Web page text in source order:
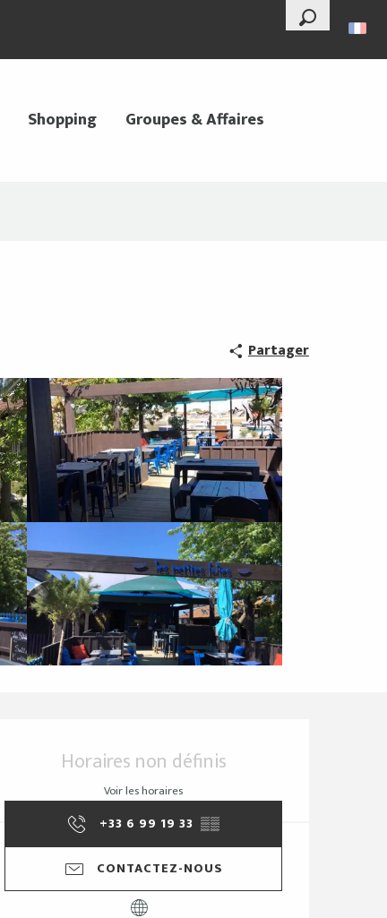
--°
Recherche
Shopping Groupes & Affaires
Partager
Ouverture et
Horaires non définis
Voir les horaires
+33 6 99 19 33 ▒▒
CONTACTEZ-NOUS